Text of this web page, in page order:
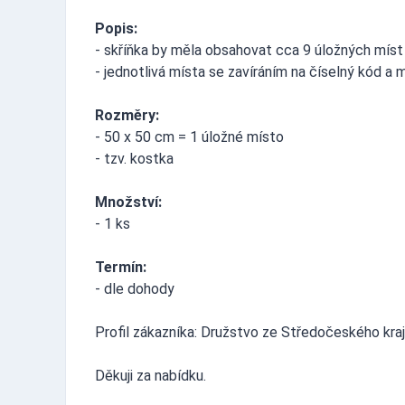
Popis:
- skříňka by měla obsahovat cca 9 úložných míst
- jednotlivá místa se zavíráním na číselný kód a
Rozměry:
- 50 x 50 cm = 1 úložné místo
- tzv. kostka
Množství:
- 1 ks
Termín:
- dle dohody
Profil zákazníka: Družstvo ze Středočeského
Děkuji za nabídku.